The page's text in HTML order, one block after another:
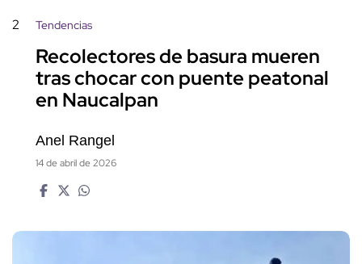
2 Tendencias
Recolectores de basura mueren
tras chocar con puente peatonal
en Naucalpan
Anel Rangel
14 de abril de 2026